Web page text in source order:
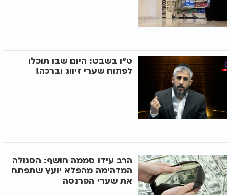
ט"ו בשבט: היום שבו תוכלו
לפתוח שערי זיווג וברכה!
הרב עידו סממה חושף: הסגולה
המדהימה מהפלא יועץ שתפתח
את שערי הפרנסה